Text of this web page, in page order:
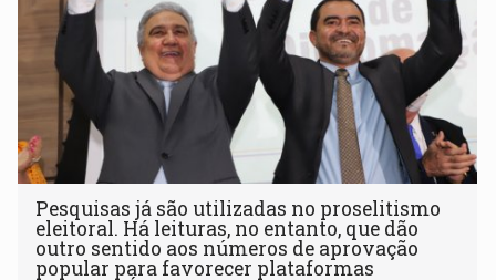
Pesquisas já são utilizadas no proselitismo
eleitoral. Há leituras, no entanto, que dão
outro sentido aos números de aprovação
popular para favorecer plataformas